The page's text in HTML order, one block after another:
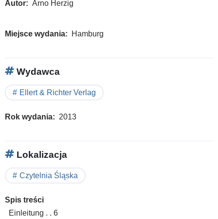
Autor Arno Herzig
Miejsce wydania Hamburg
Wydawca
Ellert & Richter Verlag
Rok wydania 2013
Lokalizacja
Czytelnia Śląska
Spis treści
Einleitung . . 6